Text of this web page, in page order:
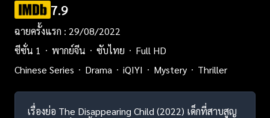
7.9
ฉายครั้งแรก : 29/08/2022
ซีซั่น 1
พากย์จีน ซับไทย
Full HD
Chinese Series
Drama iQIYI Mystery Thriller
เรื่องย่อ The Disappearing Child (2022) เด็กที่สาบสูญ